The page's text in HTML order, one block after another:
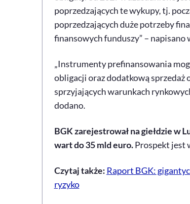
poprzedzających te wykupy, tj.
poprzedzających duże potrzeby
finansowych funduszy” – napisano
„Instrumenty prefinansowania
obligacji oraz dodatkową sprzedaż
sprzyjających warunkach
dodano.
BGK zarejestrował na giełdzie w
wart do 35 mld euro.Prospekt jest
Czytaj także: Raport BGK:
ryzyko